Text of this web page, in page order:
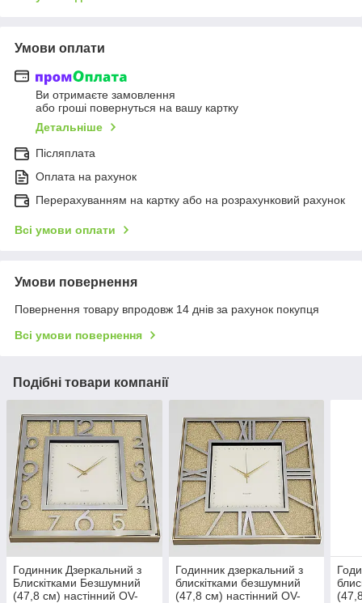
Умови оплати
Ви отримаєте замовлення
або гроші повернуться на вашу картку
Детальніше
Післяплата
Оплата на рахунок
Перерахуванням на картку або на розрахунковий рахунок
Всі умови оплати
Умови повернення
Повернення товару впродовж 14 днів за рахунок покупця
Всі умови повернення
Подібні товари компанії
Годинник Дзеркальний з
Блискітками Безшумний
(47,8 см) настінний OV-
Годинник дзеркальний з
блискітками безшумний
(47,8 см) настінний OV-